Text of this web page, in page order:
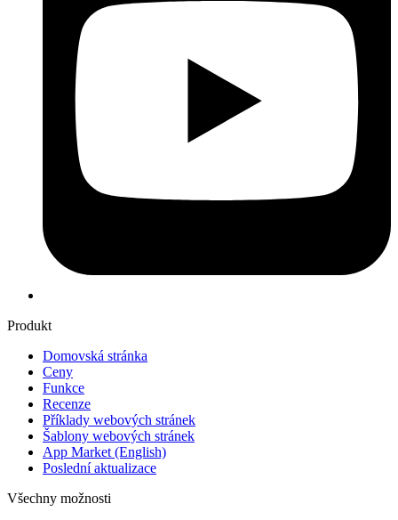
Produkt
Domovská stránka
Ceny
Funkce
Recenze
Příklady webových stránek
Šablony webových stránek
App Market (English)
Poslední aktualizace
Všechny možnosti